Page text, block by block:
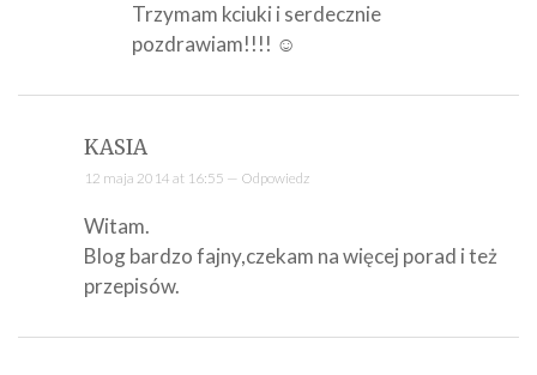
Trzymam kciuki i serdecznie
pozdrawiam!!!! ☺
KASIA
12 maja 2014 at 16:55 — Odpowiedz
Witam.
Blog bardzo fajny,czekam na więcej porad i też
przepisów.